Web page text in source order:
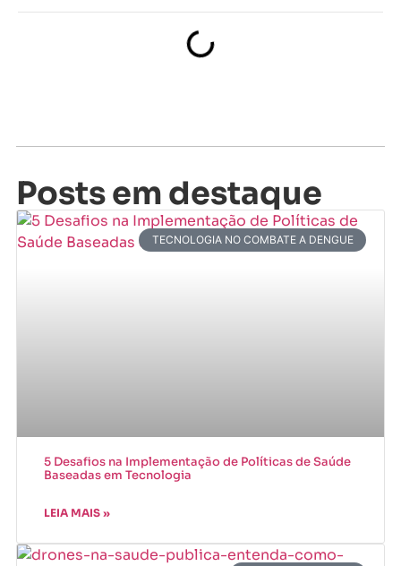
Posts em destaque
TECNOLOGIA NO COMBATE A DENGUE
5 Desafios na Implementação de Políticas de Saúde
Baseadas em Tecnologia
LEIA MAIS »